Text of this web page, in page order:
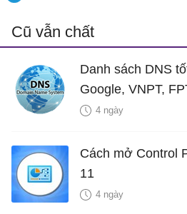
Cũ vẫn chất
Danh sách DNS
Google, VNPT,
4 ngày
Cách mở Control
11
4 ngày